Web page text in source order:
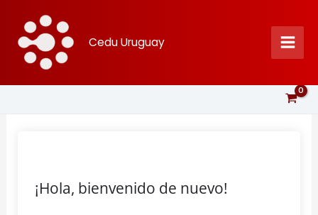
contenido
Cedu Uruguay
¡Hola, bienvenido de nuevo!